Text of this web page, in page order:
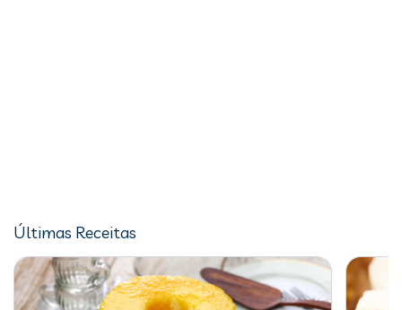
Últimas Receitas